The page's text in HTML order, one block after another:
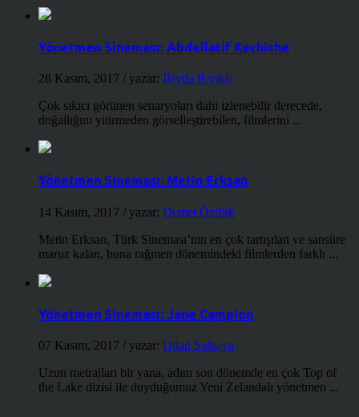
Yönetmen Sineması: Abdellatif Kechiche
28 Kasım, 2017 / yazar: İlayda Bıyıklı
Çok sıkıcı görünen senaryoları dahi izlenebilir derecede,
doğallığını yitirmeden görselleştirebilen, filmlerini ...
Yönetmen Sineması: Metin Erksan
14 Kasım, 2017 / yazar: Demet Öztürk
Metin Erksan, Türk Sineması’nın en çok tartışılan ve sansüre
maruz kalan, buna rağmen dönemindeki filmlerden farklı ...
Yönetmen Sineması: Jane Campion
07 Kasım, 2017 / yazar: Dilan Salkaya
Uzun metrajları bir yana, adını son dönemde en çok Top of
the Lake dizisi ile duyduğumuz Yeni Zelandalı yönetmen ...